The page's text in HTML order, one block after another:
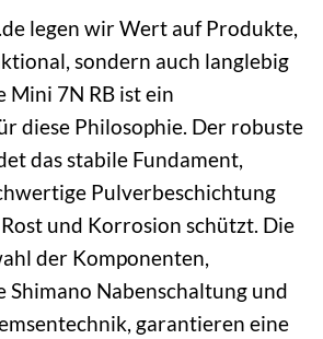
legen wir Wert auf Produkte,
sondern auch langlebig
Mini 7N RB ist ein
diese Philosophie. Der robuste
das stabile Fundament,
Pulverbeschichtung
und Korrosion schützt. Die
der Komponenten,
Shimano Nabenschaltung und
garantieren eine